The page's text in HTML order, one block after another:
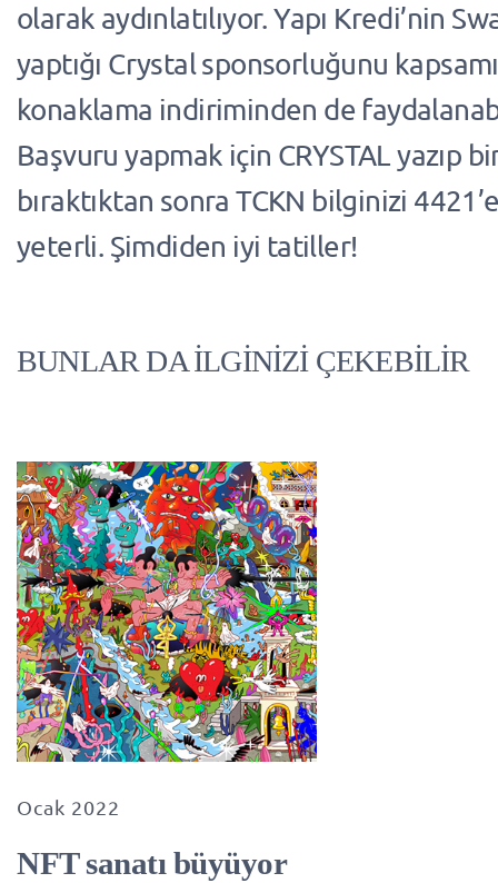
olarak aydınlatılıyor. Yapı Kredi’nin
yaptığı Crystal sponsorluğunu
konaklama indiriminden de
Başvuru yapmak için CRYSTAL yazıp
bıraktıktan sonra TCKN bilginizi
yeterli. Şimdiden iyi tatiller!
BUNLAR DA İLGİNİZİ ÇEKEBİLİR
Ocak 2022
NFT sanatı büyüyor